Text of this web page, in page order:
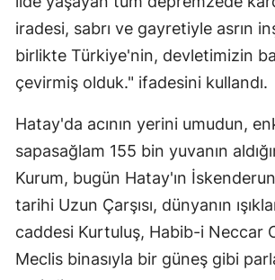
iradesi, sabrı ve gayretiyle asrın
birlikte Türkiye'nin, devletimizin
çevirmiş olduk." ifadesini kullandı.
Hatay'da acının yerini umudun,
sapasağlam 155 bin yuvanın
Kurum, bugün Hatay'ın
tarihi Uzun Çarşısı, dünyanın
caddesi Kurtuluş, Habib-i Neccar
Meclis binasıyla bir güneş gibi